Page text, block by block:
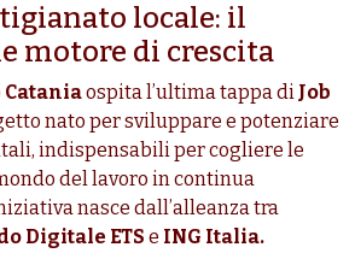
locale: il
motore di crescita
Cataniaospita l’ultima tappa di Job
nato per sviluppare e potenziare
indispensabili per cogliere le
del lavoro in continua
nasce dall’alleanza tra
Digitale ETS e ING Italia.